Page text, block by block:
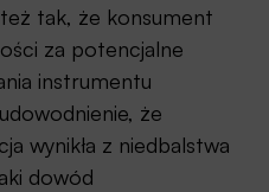
tak, że konsument
za potencjalne
instrumentu
że
wynikła z niedbalstwa
dowód